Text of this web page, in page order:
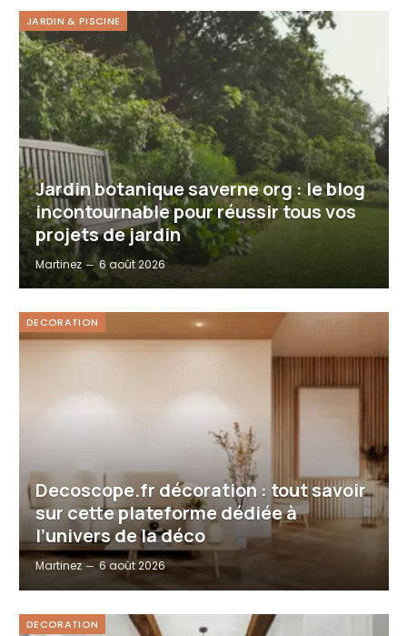
JARDIN & PISCINE
Jardin botanique saverne org : le blog
incontournable pour réussir tous vos
projets de jardin
Martinez 6 août 2026
DECORATION
Decoscope.fr décoration : tout savoir
sur cette plateforme dédiée à
l’univers de la déco
Martinez 6 août 2026
DECORATION